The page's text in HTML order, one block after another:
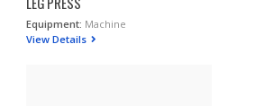
Equipment: Machine
View Details